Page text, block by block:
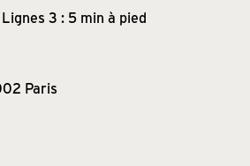
3 : 5 min à pied
Paris